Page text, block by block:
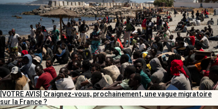
[VOTRE AVIS] Craignez-vous, prochainement, une vague migratoire
sur la France ?